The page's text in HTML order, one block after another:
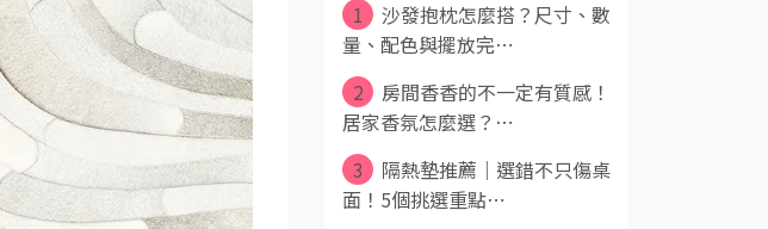
1
沙發抱枕怎麼搭？尺寸、數
量、配色與擺放完⋯
2
房間香香的不一定有質感！
居家香氛怎麼選？⋯
3
隔熱墊推薦｜選錯不只傷桌
面！5個挑選重點⋯